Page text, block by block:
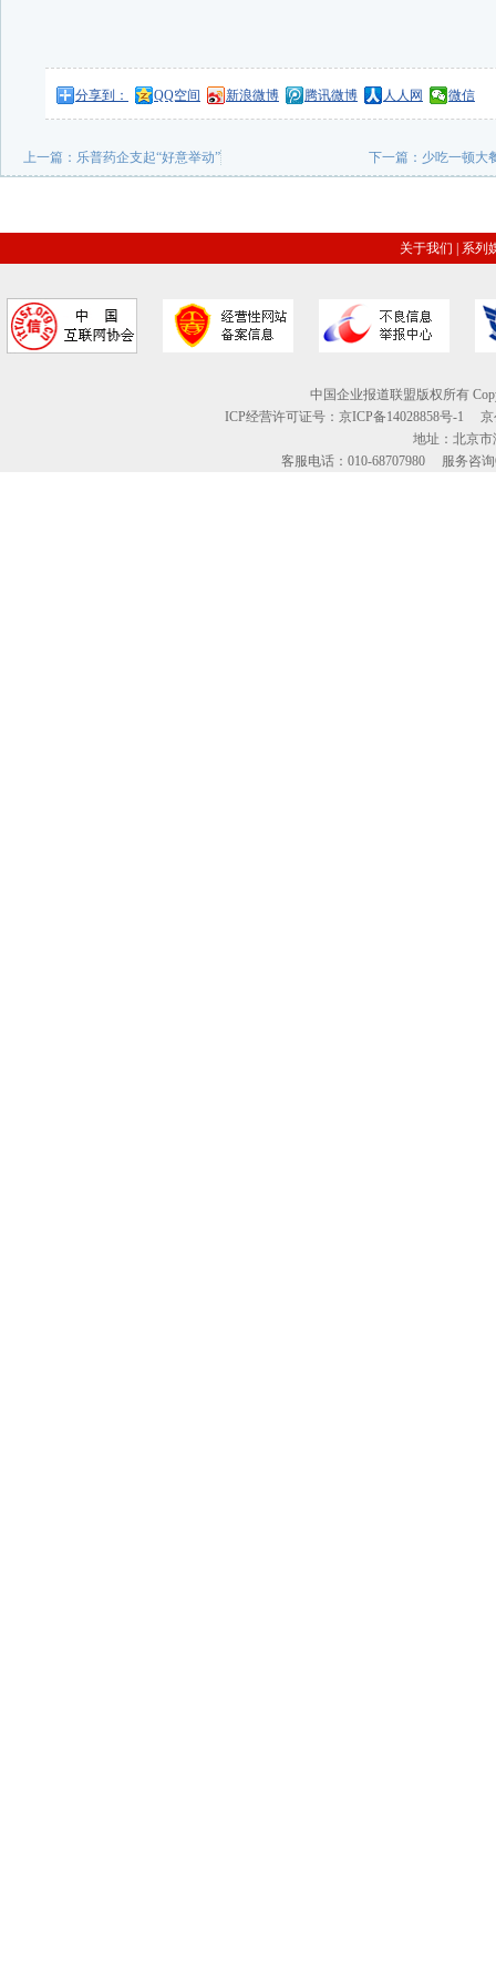
分享到： QQ空间 新浪微博 腾讯微博 人人网 微信
上一篇： 乐普药企支起“好意举动” 下一篇： 少吃一顿大
关于我们 系列
中国企业报道联盟版权所有
ICP经营许可证号：京ICP备14028858号-1
地址：北京市
客服电话：010-68707980 服务咨询